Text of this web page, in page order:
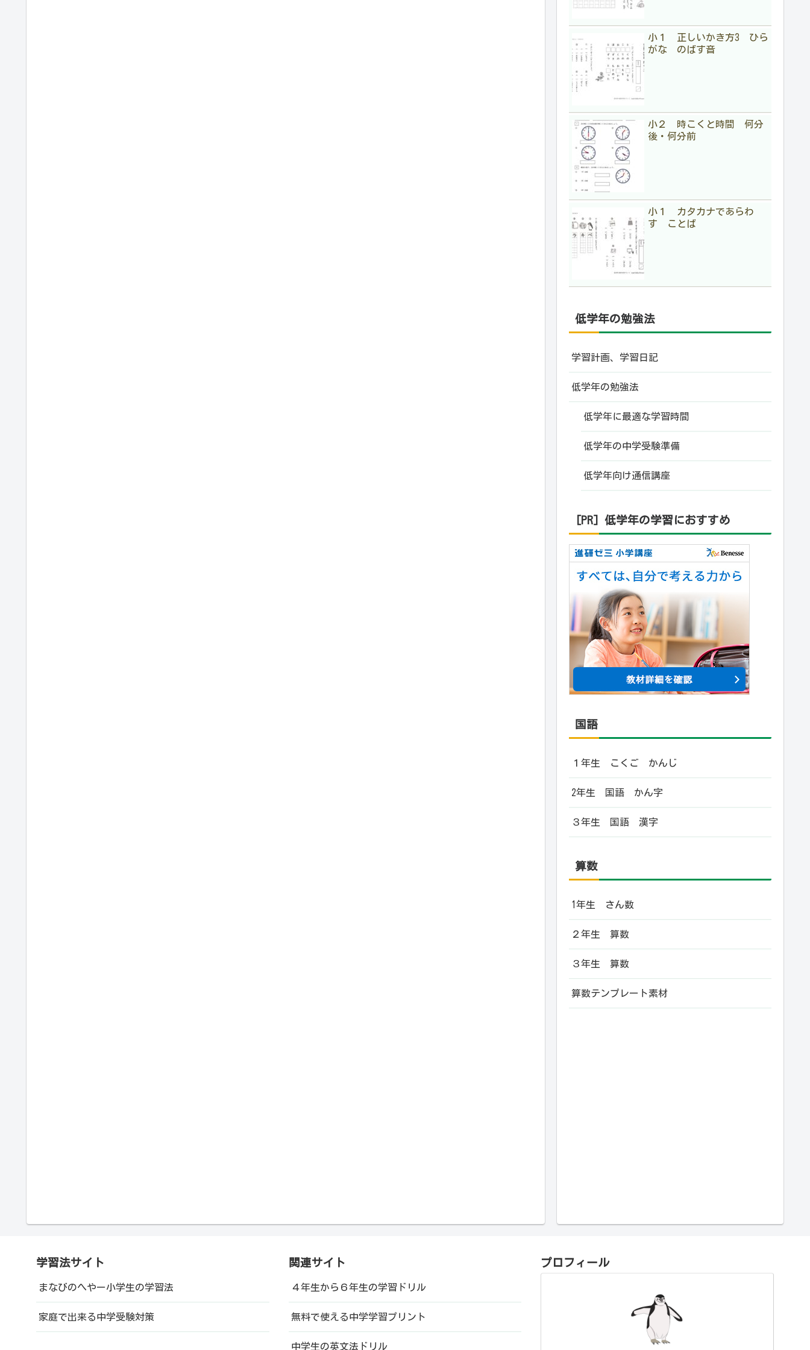
小１ 正しいかき方3 ひら
がな のばす音
小２ 時こくと時間 何分
後・何分前
小１ カタカナであらわ
す ことば
低学年の勉強法
学習計画、学習日記
低学年の勉強法
低学年に最適な学習時間
低学年の中学受験準備
低学年向け通信講座
[PR] 低学年の学習におすすめ
国語
１年生 こくご かんじ
2年生 国語 かん字
３年生 国語 漢字
算数
1年生 さん数
２年生 算数
３年生 算数
算数テンプレート素材
学習法サイト
まなびのへやー小学生の学習法
家庭で出来る中学受験対策
関連サイト
４年生から６年生の学習ドリル
無料で使える中学学習プリント
中学生の英文法ドリル
プロフィール